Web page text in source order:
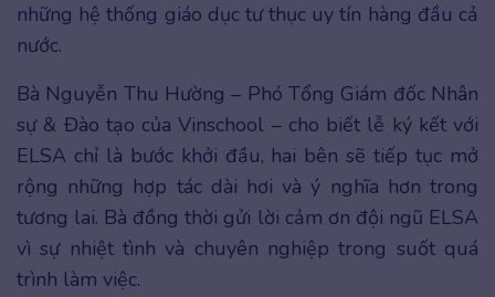
những hệ thống giáo dục tư thục uy tín hàng đầu cả
nước.
Bà Nguyễn Thu Hường – Phó Tổng Giám đốc Nhân
sự & Đào tạo của Vinschool – cho biết lễ ký kết với
ELSA chỉ là bước khởi đầu, hai bên sẽ tiếp tục mở
rộng những hợp tác dài hơi và ý nghĩa hơn trong
tương lai. Bà đồng thời gửi lời cảm ơn đội ngũ ELSA
vì sự nhiệt tình và chuyên nghiệp trong suốt quá
trình làm việc.